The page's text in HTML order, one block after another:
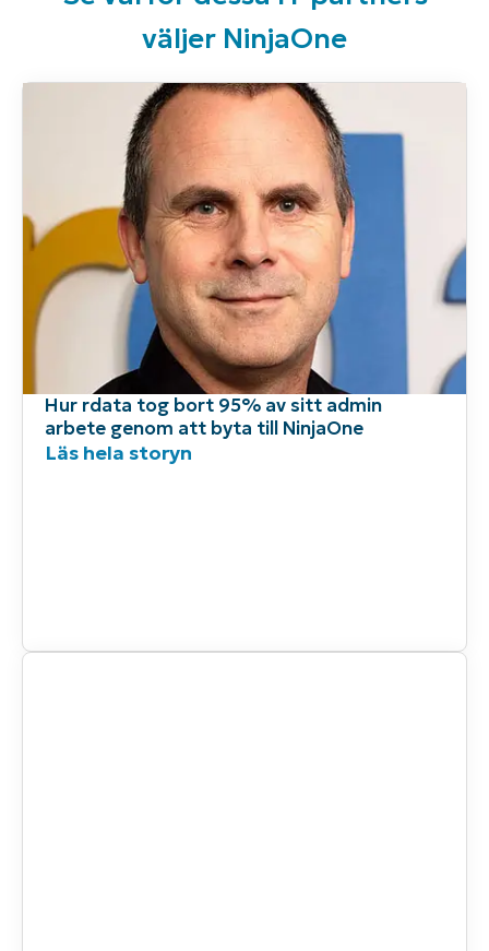
väljer NinjaOne
Hur rdata tog bort 95% av sitt admin
arbete genom att byta till NinjaOne
Läs hela storyn